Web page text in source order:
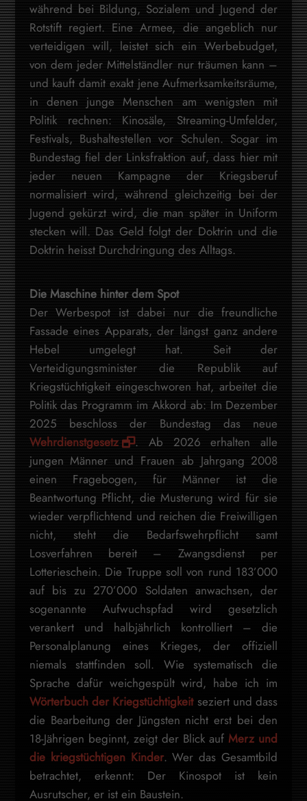
während bei Bildung, Sozialem und Jugend der
Rotstift regiert. Eine Armee, die angeblich nur
verteidigen will, leistet sich ein Werbebudget,
von dem jeder Mittelständler nur träumen kann –
und kauft damit exakt jene Aufmerksamkeitsräume,
in denen junge Menschen am wenigsten mit
Politik rechnen: Kinosäle, Streaming-Umfelder,
Festivals, Bushaltestellen vor Schulen. Sogar im
Bundestag fiel der Linksfraktion auf, dass hier mit
jeder neuen Kampagne der Kriegsberuf
normalisiert wird, während gleichzeitig bei der
Jugend gekürzt wird, die man später in Uniform
stecken will. Das Geld folgt der Doktrin und die
Doktrin heisst Durchdringung des Alltags.
Die Maschine hinter dem Spot
Der Werbespot ist dabei nur die freundliche
Fassade eines Apparats, der längst ganz andere
Hebel umgelegt hat. Seit der
Verteidigungsminister die Republik auf
Kriegstüchtigkeit eingeschworen hat, arbeitet die
Politik das Programm im Akkord ab: Im Dezember
2025 beschloss der Bundestag das neue
Wehrdienstgesetz
. Ab 2026 erhalten alle
jungen Männer und Frauen ab Jahrgang 2008
einen Fragebogen, für Männer ist die
Beantwortung Pflicht, die Musterung wird für sie
wieder verpflichtend und reichen die Freiwilligen
nicht, steht die Bedarfswehrpflicht samt
Losverfahren bereit – Zwangsdienst per
Lotterieschein. Die Truppe soll von rund 183’000
auf bis zu 270’000 Soldaten anwachsen, der
sogenannte Aufwuchspfad wird gesetzlich
verankert und halbjährlich kontrolliert – die
Personalplanung eines Krieges, der offiziell
niemals stattfinden soll. Wie systematisch die
Sprache dafür weichgespült wird, habe ich im
Wörterbuch der Kriegstüchtigkeitseziert und dass
die Bearbeitung der Jüngsten nicht erst bei den
18-Jährigen beginnt, zeigt der Blick aufMerz und
die kriegstüchtigen Kinder. Wer das Gesamtbild
betrachtet, erkennt: Der Kinospot ist kein
Ausrutscher, er ist ein Baustein.